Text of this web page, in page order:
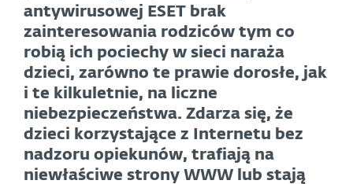
antywirusowej ESET brak
zainteresowania rodziców tym co
robią ich pociechy w sieci naraża
dzieci, zarówno te prawie dorosłe, jak
i te kilkuletnie, na liczne
niebezpieczeństwa. Zdarza się, że
dzieci korzystające z Internetu bez
nadzoru opiekunów, trafiają na
niewłaściwe strony WWW lub stają